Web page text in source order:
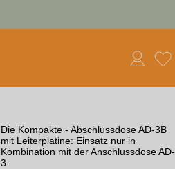
Die Kompakte - Abschlussdose AD-3B
mit Leiterplatine: Einsatz nur in
Kombination mit der Anschlussdose AD-
3